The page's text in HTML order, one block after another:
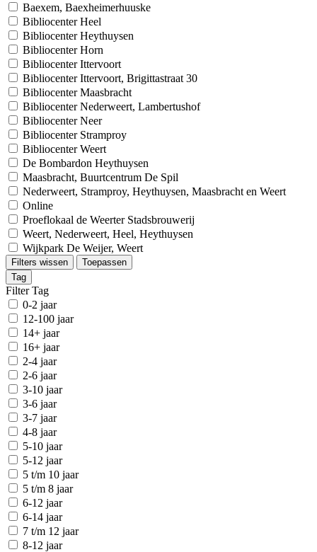
Baexem, Baexheimerhuuske
Bibliocenter Heel
Bibliocenter Heythuysen
Bibliocenter Horn
Bibliocenter Ittervoort
Bibliocenter Ittervoort, Brigittastraat 30
Bibliocenter Maasbracht
Bibliocenter Nederweert, Lambertushof
Bibliocenter Neer
Bibliocenter Stramproy
Bibliocenter Weert
De Bombardon Heythuysen
Maasbracht, Buurtcentrum De Spil
Nederweert, Stramproy, Heythuysen, Maasbracht en Weert
Online
Proeflokaal de Weerter Stadsbrouwerij
Weert, Nederweert, Heel, Heythuysen
Wijkpark De Weijer, Weert
Filters wissen
Toepassen
Tag
Filter Tag
0-2 jaar
12-100 jaar
14+ jaar
16+ jaar
2-4 jaar
2-6 jaar
3-10 jaar
3-6 jaar
3-7 jaar
4-8 jaar
5-10 jaar
5-12 jaar
5 t/m 10 jaar
5 t/m 8 jaar
6-12 jaar
6-14 jaar
7 t/m 12 jaar
8-12 jaar